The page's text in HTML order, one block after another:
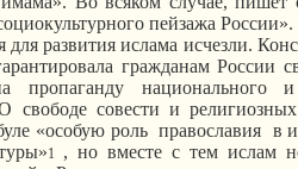
пейзажа России».
для развития ислама исчезли.
гражданам России
пропаганду национального
свободе совести и
«особую роль православия в
1 , но вместе с тем ислам